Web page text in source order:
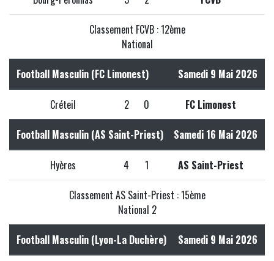
Classement FCVB : 12ème
National
Football Masculin (FC Limonest) Samedi 9 Mai 2026
Créteil 2 0 FC Limonest
Football Masculin (AS Saint-Priest) Samedi 16 Mai 2026
Hyères 4 1 AS Saint-Priest
Classement AS Saint-Priest : 15ème
National 2
Football Masculin (Lyon-La Duchère) Samedi 9 Mai 2026